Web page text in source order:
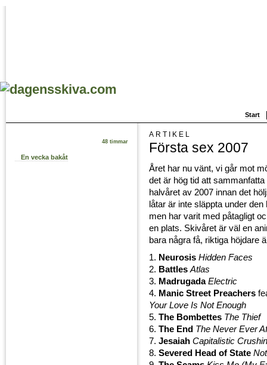
Start
48 timmar
En vecka bakåt
ARTIKEL
Första sex 2007
Året har nu vänt, vi går mot
det är hög tid att sammanfatta
halvåret av 2007 innan det
låtar är inte släppta under den
men har varit med påtagligt
en plats. Skivåret är väl en
bara några få, riktiga höjdare
1. Neurosis Hidden Faces
2. Battles Atlas
3. Madrugada Electric
4. Manic Street Preachers
Your Love Is Not Enough
5. The Bombettes The Thief
6. The End The Never Ever
7. Jesaiah Capitalistic
8. Severed Head of State